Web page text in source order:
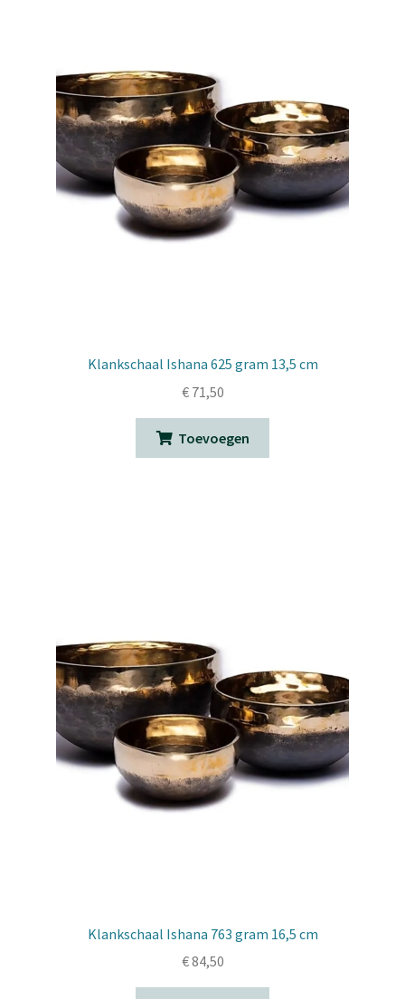
Klankschaal Ishana 625 gram 13,5 cm
€71,50
Toevoegen
Klankschaal Ishana 763 gram 16,5 cm
€84,50